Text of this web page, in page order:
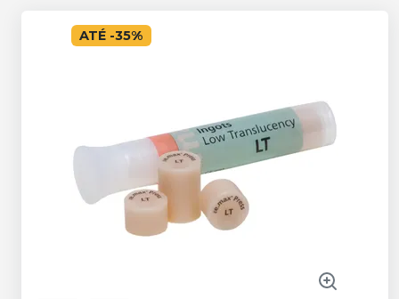
ATÉ -35%